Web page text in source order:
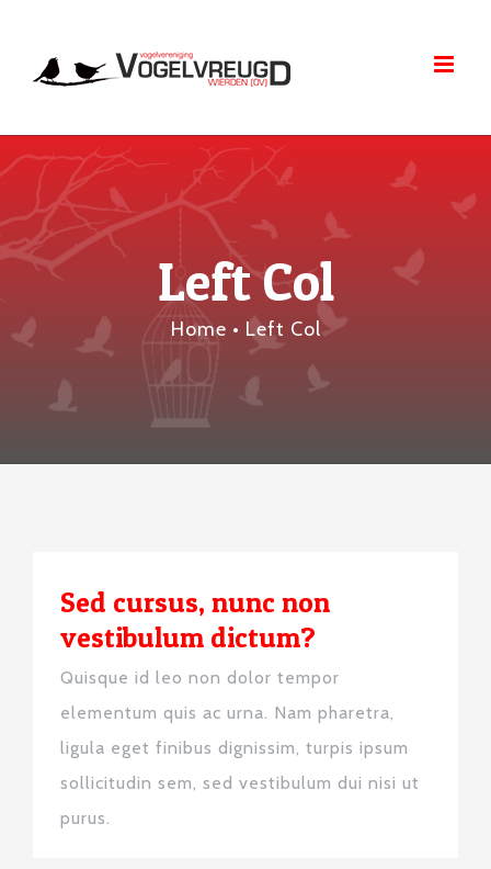
content
Left Col
Home • Left Col
Sed cursus, nunc non
vestibulum dictum?
Quisque id leo non dolor tempor
elementum quis ac urna. Nam pharetra,
ligula eget finibus dignissim, turpis ipsum
sollicitudin sem, sed vestibulum dui nisi ut
purus.